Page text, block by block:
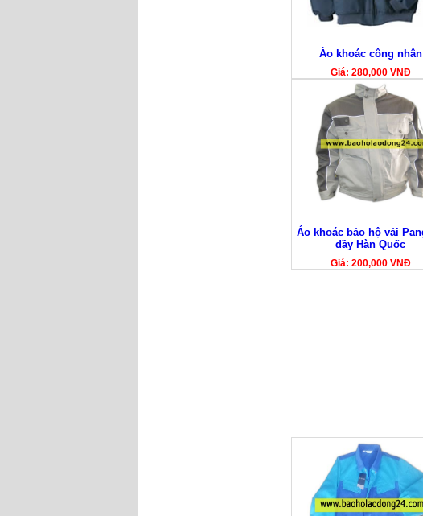
Áo khoác công nhân
Giá: 280,000 VNĐ
Áo khoác bảo hộ vải
dầy Hàn Quốc
Giá: 200,000 VNĐ